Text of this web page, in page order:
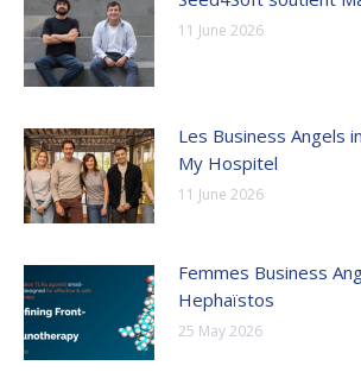
11 June 2026
Les Business Angels
My Hospitel
11 June 2026
Femmes Business
Hephaïstos
25 May 2026